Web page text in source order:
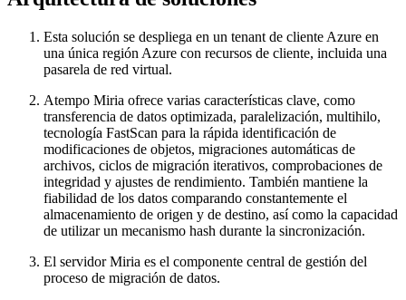
Esta solución se despliega en un tenant de cliente Azure en
una única región Azure con recursos de cliente, incluida una
pasarela de red virtual.
Atempo Miria ofrece varias características clave, como
transferencia de datos optimizada, paralelización, multihilo,
tecnología FastScan para la rápida identificación de
modificaciones de objetos, migraciones automáticas de
archivos, ciclos de migración iterativos, comprobaciones de
integridad y ajustes de rendimiento. También mantiene la
fiabilidad de los datos comparando constantemente el
almacenamiento de origen y de destino, así como la capacidad
de utilizar un mecanismo hash durante la sincronización.
El servidor Miria es el componente central de gestión del
proceso de migración de datos.